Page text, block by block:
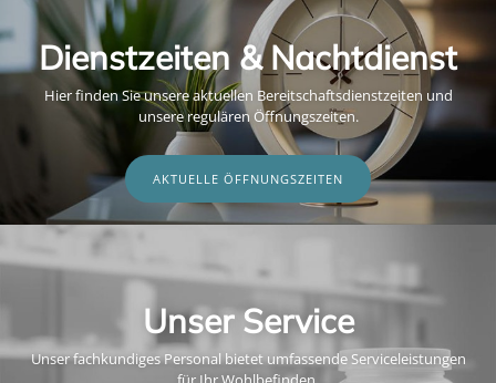
Dienstzeiten & Nachtdienst
Hier finden Sie unsere aktuellen Bereitschaftsdienstzeiten und
unsere regulären Öffnungszeiten.
AKTUELLE ÖFFNUNGSZEITEN
Unser Service
Unser fachkundiges Personal bietet umfassende Serviceleistungen